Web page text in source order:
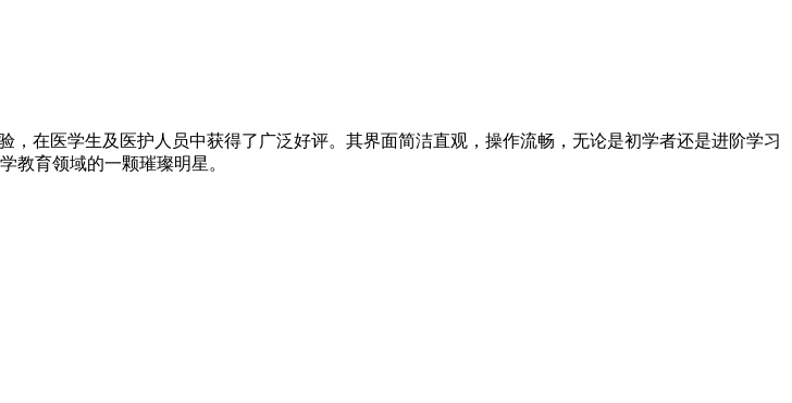
在医学生及医护人员中获得了广泛好评。其界面简洁直观，操作流畅，无论是初学者还是进阶学习
教育领域的一颗璀璨明星。